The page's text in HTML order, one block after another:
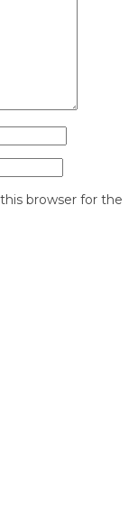
browser for the